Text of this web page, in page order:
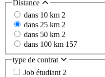
Distance
dans 10 km 2
dans 25 km 2
dans 50 km 2
dans 100 km 157
type de contrat
Job étudiant 2